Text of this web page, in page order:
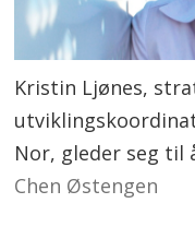
Kristin Ljønes,
Nor, gleder seg til
Chen Østengen